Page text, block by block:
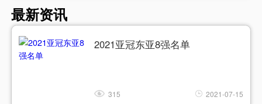
最新资讯
2021亚冠东亚8强名单
315 2021-07-15